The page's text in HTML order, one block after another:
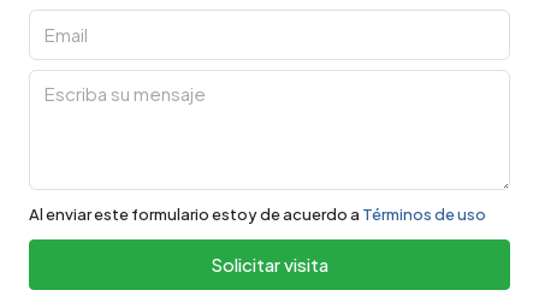
Al enviar este formulario estoy de acuerdo a Términos de uso
Solicitar visita